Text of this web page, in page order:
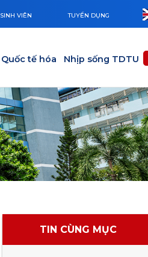
SINH VIÊN TUYỂN DỤNG
Quốc tế hóa Nhịp sống TDTU
TIN CÙNG MỤC